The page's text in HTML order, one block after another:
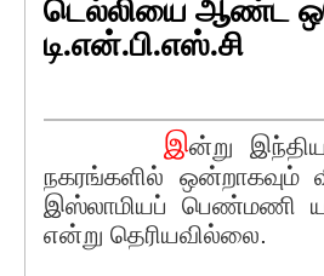
டெல்லியை ஆண்ட
டி.என்.பி.எஸ்.சி
இன்று
நகரங்களில்
இஸ்லாமியப் பெண்மணி
என்று தெரியவில்லை.